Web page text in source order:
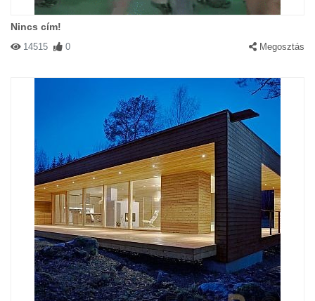
Nincs cím!
14515 0 Megosztás